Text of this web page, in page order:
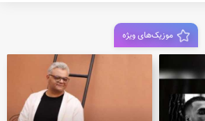
موزیک‌های ویژه